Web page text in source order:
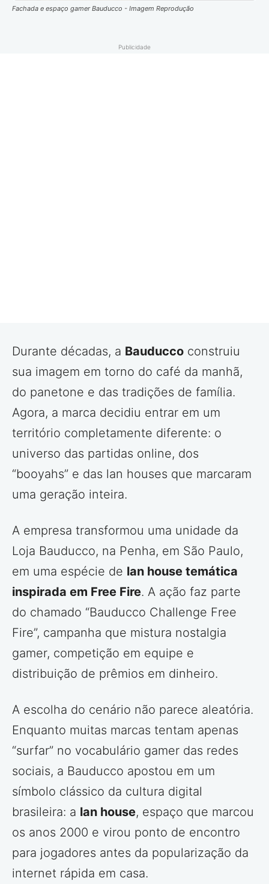
Fachada e espaço gamer Bauducco - Imagem Reprodução
Publicidade
Durante décadas, a Bauducco construiu
sua imagem em torno do café da manhã,
do panetone e das tradições de família.
Agora, a marca decidiu entrar em um
território completamente diferente: o
universo das partidas online, dos
“booyahs” e das lan houses que marcaram
uma geração inteira.
A empresa transformou uma unidade da
Loja Bauducco, na Penha, em São Paulo,
em uma espécie de lan house temática
inspirada em Free Fire. A ação faz parte
do chamado “Bauducco Challenge Free
Fire”, campanha que mistura nostalgia
gamer, competição em equipe e
distribuição de prêmios em dinheiro.
A escolha do cenário não parece aleatória.
Enquanto muitas marcas tentam apenas
“surfar” no vocabulário gamer das redes
sociais, a Bauducco apostou em um
símbolo clássico da cultura digital
brasileira: a lan house, espaço que marcou
os anos 2000 e virou ponto de encontro
para jogadores antes da popularização da
internet rápida em casa.